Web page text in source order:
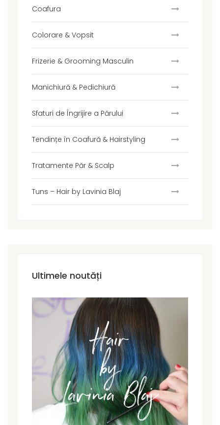
Coafura
Colorare & Vopsit
Frizerie & Grooming Masculin
Manichiură & Pedichiură
Sfaturi de Îngrijire a Părului
Tendințe în Coafură & Hairstyling
Tratamente Păr & Scalp
Tuns – Hair by Lavinia Blaj
Ultimele noutăți